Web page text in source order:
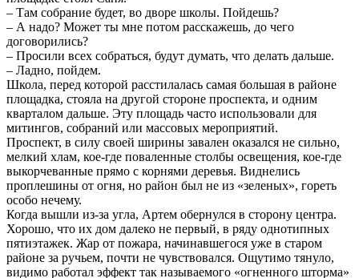
– Там собрание будет, во дворе школы. Пойдешь?
– А надо? Может ты мне потом расскажешь, до чего
договорились?
– Просили всех собраться, будут думать, что делать дальше.
– Ладно, пойдем.
Школа, перед которой расстилалась самая большая в районе
площадка, стояла на другой стороне проспекта, и одним
кварталом дальше. Эту площадь часто использовали для
митингов, собраний или массовых мероприятий.
Проспект, в силу своей ширины завален оказался не сильно,
мелкий хлам, кое-где поваленные столбы освещения, кое-где
выкорчеванные прямо с корнями деревья. Виднелись
проплешины от огня, но район был не из «зеленых», гореть
особо нечему.
Когда вышли из-за угла, Артем обернулся в сторону центра.
Хорошо, что их дом далеко не первый, в ряду однотипных
пятиэтажек. Жар от пожара, начинавшегося уже в старом
районе за ручьем, почти не чувствовался. Ощутимо тянуло,
видимо работал эффект так называемого «огненного шторма»